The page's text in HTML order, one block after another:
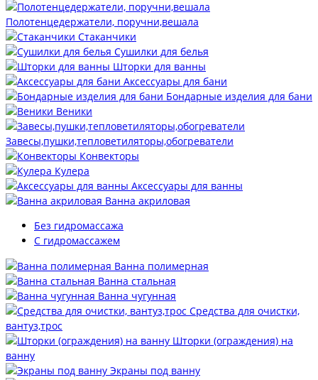
Полотенцедержатели, поручни,вешала
Стаканчики
Сушилки для белья
Шторки для ванны
Аксессуары для бани
Бондарные изделия для бани
Веники
Завесы,пушки,тепловетиляторы,обогреватели
Конвекторы
Кулера
Аксессуары для ванны
Ванна акриловая
Без гидромассажа
С гидромассажем
Ванна полимерная
Ванна стальная
Ванна чугунная
Средства для очистки,
вантуз,трос
Шторки (ограждения) на
ванну
Экраны под ванну